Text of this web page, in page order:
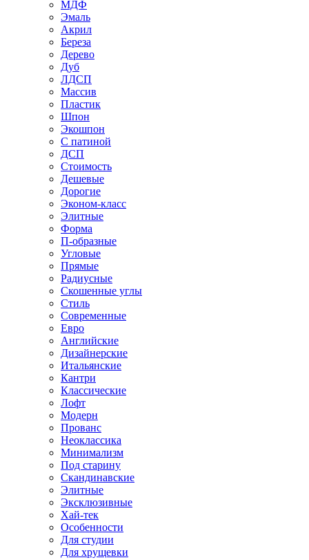
МДФ
Эмаль
Акрил
Береза
Дерево
Дуб
ЛДСП
Массив
Пластик
Шпон
Экошпон
С патиной
ДСП
Стоимость
Дешевые
Дорогие
Эконом-класс
Элитные
Форма
П-образные
Угловые
Прямые
Радиусные
Скошенные углы
Стиль
Современные
Евро
Английские
Дизайнерские
Итальянские
Кантри
Классические
Лофт
Модерн
Прованс
Неоклассика
Минимализм
Под старину
Скандинавские
Элитные
Эксклюзивные
Хай-тек
Особенности
Для студии
Для хрущевки